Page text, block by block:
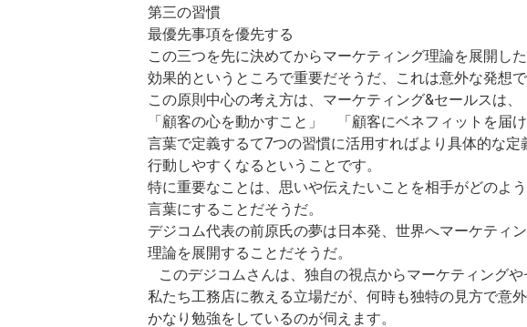
第三の習慣
最優先事項を優先する
この三つを先に決めてからマーケティング理論を展開し
効果的というところで重要だそうだ、これは意外な発想で
この原則中心の考え方は、マーケティング&セールスは、
「顧客の心を動かすこと」 「顧客にベネフィットを届け
言葉で定義するて7つの習慣に活用すればより具体的な定
行動しやすくなるということです。
特に重要なことは、思いや伝えたいことを相手がどのよ
言葉にすることだそうだ。
デジコム代表の前原氏の夢は日本発、世界へマーケティ
理論を展開することだそうだ。
このデジコムさんは、 独自の視点からマーケティングや
私たち工務店に教える立場だが、 何時も独特の見方で意
かなり勉強をしているのが伺えます。